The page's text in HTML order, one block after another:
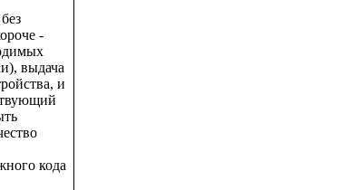
-
выдача
и
кода